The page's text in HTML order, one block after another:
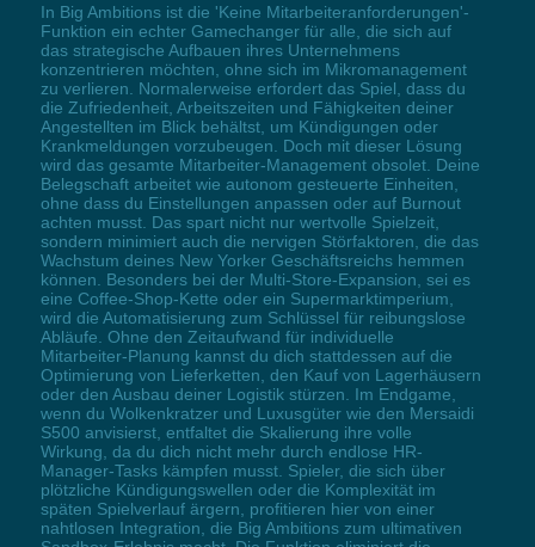
In Big Ambitions ist die 'Keine Mitarbeiteranforderungen'-
Funktion ein echter Gamechanger für alle, die sich auf
das strategische Aufbauen ihres Unternehmens
konzentrieren möchten, ohne sich im Mikromanagement
zu verlieren. Normalerweise erfordert das Spiel, dass du
die Zufriedenheit, Arbeitszeiten und Fähigkeiten deiner
Angestellten im Blick behältst, um Kündigungen oder
Krankmeldungen vorzubeugen. Doch mit dieser Lösung
wird das gesamte Mitarbeiter-Management obsolet. Deine
Belegschaft arbeitet wie autonom gesteuerte Einheiten,
ohne dass du Einstellungen anpassen oder auf Burnout
achten musst. Das spart nicht nur wertvolle Spielzeit,
sondern minimiert auch die nervigen Störfaktoren, die das
Wachstum deines New Yorker Geschäftsreichs hemmen
können. Besonders bei der Multi-Store-Expansion, sei es
eine Coffee-Shop-Kette oder ein Supermarktimperium,
wird die Automatisierung zum Schlüssel für reibungslose
Abläufe. Ohne den Zeitaufwand für individuelle
Mitarbeiter-Planung kannst du dich stattdessen auf die
Optimierung von Lieferketten, den Kauf von Lagerhäusern
oder den Ausbau deiner Logistik stürzen. Im Endgame,
wenn du Wolkenkratzer und Luxusgüter wie den Mersaidi
S500 anvisierst, entfaltet die Skalierung ihre volle
Wirkung, da du dich nicht mehr durch endlose HR-
Manager-Tasks kämpfen musst. Spieler, die sich über
plötzliche Kündigungswellen oder die Komplexität im
späten Spielverlauf ärgern, profitieren hier von einer
nahtlosen Integration, die Big Ambitions zum ultimativen